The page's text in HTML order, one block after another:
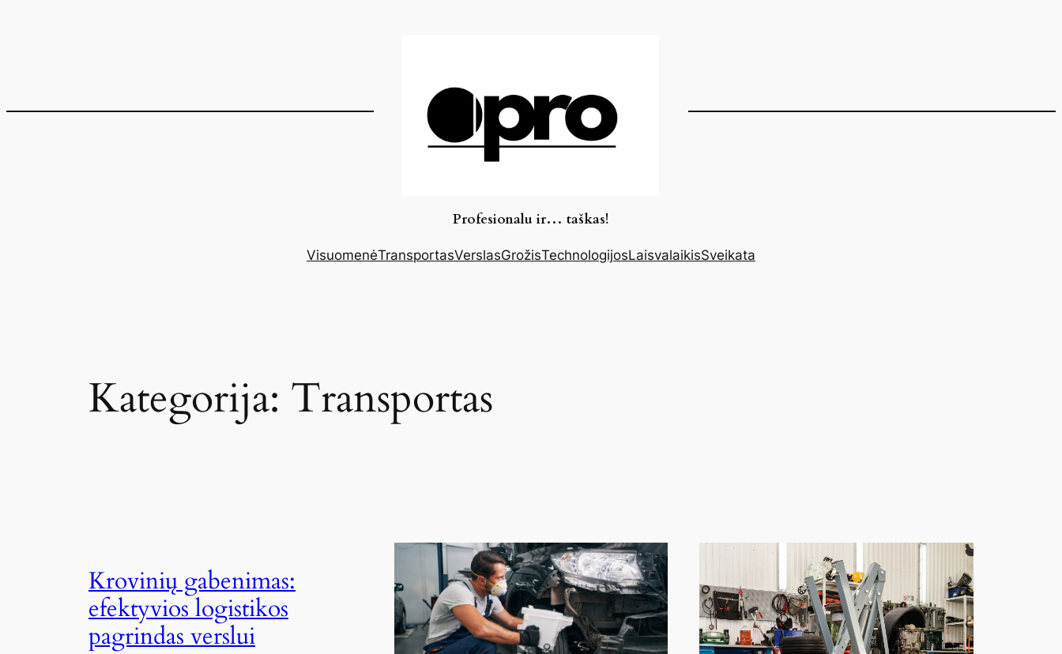
Profesionalu ir… taškas!
VisuomenėTransportasVerslasGrožisTechnologijosLaisvalaikisSveikata
Kategorija: Transportas
Krovinių gabenimas:
efektyvios logistikos
pagrindas verslui